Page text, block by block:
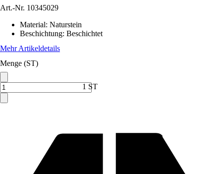
Art.-Nr. 10345029
Material: Naturstein
Beschichtung: Beschichtet
Mehr Artikeldetails
Menge (ST)
1 ST